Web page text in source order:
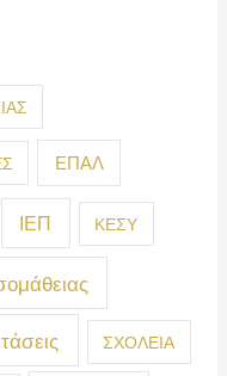
ΕΠΑΛ
ΙΕΠ ΚΕΣΥ
ΣΧΟΛΕΙΑ